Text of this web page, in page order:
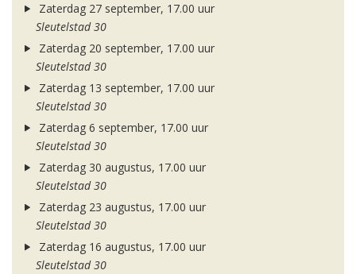
Zaterdag 27 september, 17.00 uur
Sleutelstad 30
Zaterdag 20 september, 17.00 uur
Sleutelstad 30
Zaterdag 13 september, 17.00 uur
Sleutelstad 30
Zaterdag 6 september, 17.00 uur
Sleutelstad 30
Zaterdag 30 augustus, 17.00 uur
Sleutelstad 30
Zaterdag 23 augustus, 17.00 uur
Sleutelstad 30
Zaterdag 16 augustus, 17.00 uur
Sleutelstad 30